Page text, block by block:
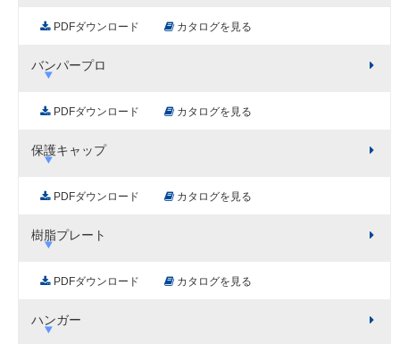
PDFダウンロード カタログを見る
バンパープロ
PDFダウンロード カタログを見る
保護キャップ
PDFダウンロード カタログを見る
樹脂プレート
PDFダウンロード カタログを見る
ハンガー